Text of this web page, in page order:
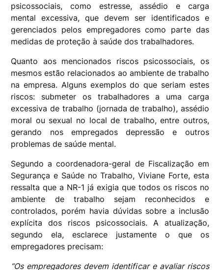
psicossociais, como estresse, assédio e carga
mental excessiva, que devem ser identificados e
gerenciados pelos empregadores como parte das
medidas de proteção à saúde dos trabalhadores.
Quanto aos mencionados riscos psicossociais, os
mesmos estão relacionados ao ambiente de trabalho
na empresa. Alguns exemplos do que seriam estes
riscos: submeter os trabalhadores a uma carga
excessiva de trabalho (jornada de trabalho), assédio
moral ou sexual no local de trabalho, entre outros,
gerando nos empregados depressão e outros
problemas de saúde mental.
Segundo a coordenadora-geral de Fiscalização em
Segurança e Saúde no Trabalho, Viviane Forte, esta
ressalta que a NR-1 já exigia que todos os riscos no
ambiente de trabalho sejam reconhecidos e
controlados, porém havia dúvidas sobre a inclusão
explícita dos riscos psicossociais. A atualização,
segundo ela, esclarece justamente o que os
empregadores precisam:
“Os empregadores devem identificar e avaliar riscos